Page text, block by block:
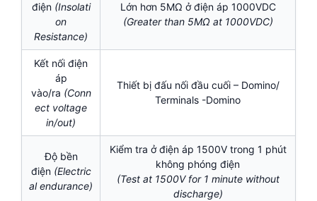
điện (Insolati
on
Resistance)
Lớn hơn 5MΩ ở điện áp 1000VDC
(Greater than 5MΩ at 1000VDC)
Kết nối điện
áp
vào/ra (Conn
ect voltage
in/out)
Thiết bị đấu nối đầu cuối – Domino/
Terminals -Domino
Độ bền
điện (Electric
al endurance)
Kiểm tra ở điện áp 1500V trong 1 phút
không phóng điện
(Test at 1500V for 1 minute without
discharge)